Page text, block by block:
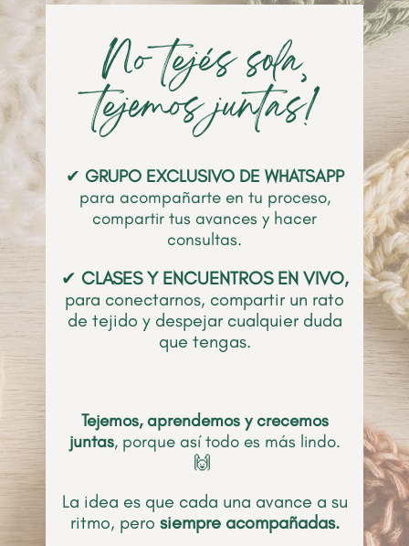
No tejés sola‚
tejemos juntas!
✔ GRUPOEXCLUSIVO DE WHATSAPP
para acompañarte en tu proceso,
compartir tus avances y hacer
consultas.
✔ CLASES Y ENCUENTROS EN VIVO,
para conectarnos, compartir un rato
de tejido y despejar cualquier duda
que tengas.
Tejemos, aprendemos y crecemos
juntas, porque así todo es más lindo.
🙌
La idea es que cada una avance a su
ritmo, pero siempre acompañadas.